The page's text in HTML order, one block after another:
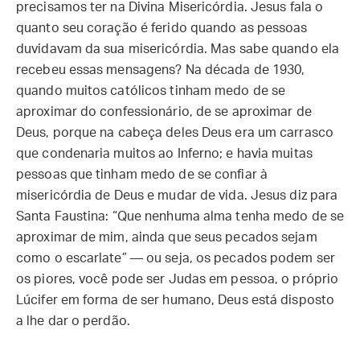
precisamos ter na Divina Misericórdia. Jesus fala o
quanto seu coração é ferido quando as pessoas
duvidavam da sua misericórdia. Mas sabe quando ela
recebeu essas mensagens? Na década de 1930,
quando muitos católicos tinham medo de se
aproximar do confessionário, de se aproximar de
Deus, porque na cabeça deles Deus era um carrasco
que condenaria muitos ao Inferno; e havia muitas
pessoas que tinham medo de se confiar à
misericórdia de Deus e mudar de vida. Jesus diz para
Santa Faustina: “Que nenhuma alma tenha medo de se
aproximar de mim, ainda que seus pecados sejam
como o escarlate” — ou seja, os pecados podem ser
os piores, você pode ser Judas em pessoa, o próprio
Lúcifer em forma de ser humano, Deus está disposto
a lhe dar o perdão.